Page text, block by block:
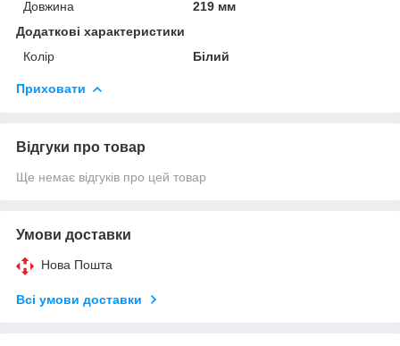
Довжина
219 мм
Додаткові характеристики
Колір
Білий
Приховати
Відгуки про товар
Ще немає відгуків про цей товар
Умови доставки
Нова Пошта
Всі умови доставки